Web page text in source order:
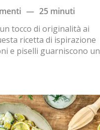
— 25 minuti
tocco di originalità ai
ricetta di ispirazione
e piselli guarniscono un